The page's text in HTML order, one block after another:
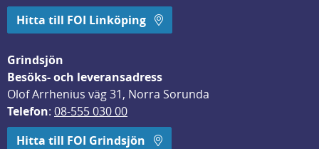
Hitta till FOI Linköping
Grindsjön
Besöks- och leveransadress
Olof Arrhenius väg 31, Norra Sorunda
Telefon: 08-555 030 00
Hitta till FOI Grindsjön